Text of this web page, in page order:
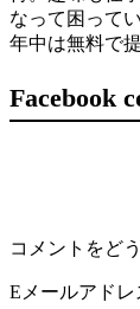
なって困って
年中は無料で
Facebook
コメントをど
Eメールアドレ